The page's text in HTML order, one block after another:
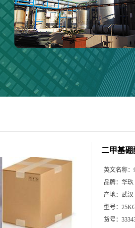
二甲基硼
英文名称：
品牌： 华玖
产地： 武汉
型号：
货号：